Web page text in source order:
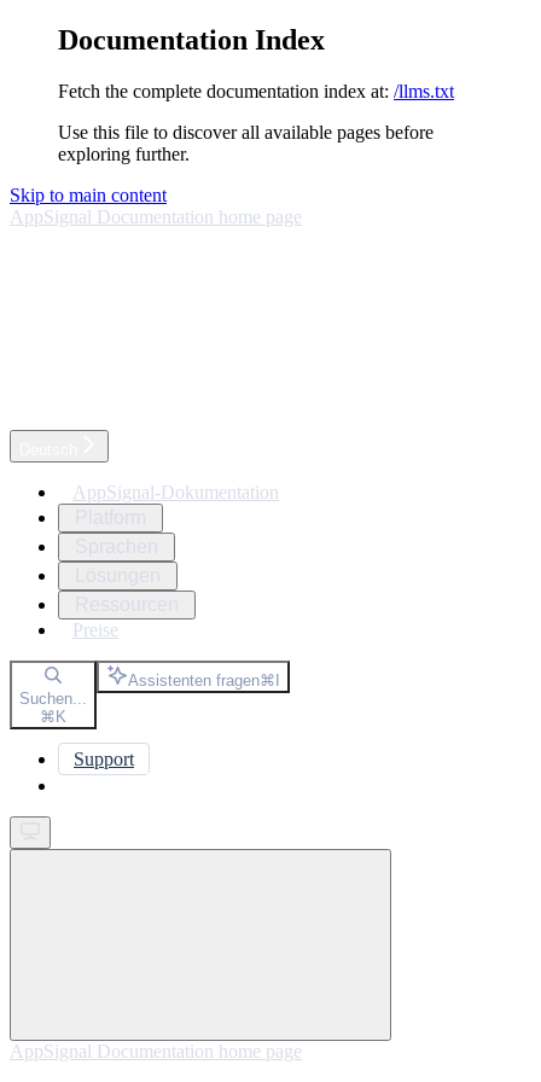
Documentation Index
Fetch the complete documentation index at: /llms.txt
Use this file to discover all available pages before
exploring further.
Skip to main content
AppSignal Documentation home page
AppSignal-Dokumentation
Preise
Suchen...
⌘K
Assistenten fragen⌘I
Support
AppSignal Documentation home page